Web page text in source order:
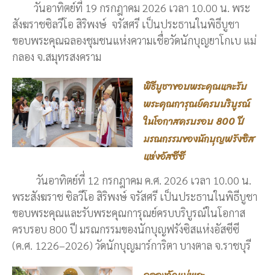
วันอาทิตย์ที่ 19 กรกฎาคม 2026 เวลา 10.00 น. พระ
สังฆราชซิลวีโอ สิริพงษ์ จรัสศรี เป็นประธานในพิธีบูชา
ขอบพระคุณฉลองชุมชนแห่งความเชื่อวัดนักบุญยาโกเบ แม่
กลอง จ.สมุทรสงคราม
พิธีบูชาขอบพระคุณและรับ
พระคุณการุณย์ครบบริบูรณ์
ในโอกาสครบรอบ 800 ปี
มรณกรรมของนักบุญฟรังซิส
แห่งอัสซีซี
วันอาทิตย์ที่ 12 กรกฎาคม ค.ศ. 2026 เวลา 10.00 น.
พระสังฆราช ซิลวีโอ สิริพงษ์ จรัสศรี เป็นประธานในพิธีบูชา
ขอบพระคุณและรับพระคุณการุณย์ครบบริบูรณ์ในโอกาส
ครบรอบ 800 ปี มรณกรรมของนักบุญฟรังซิสแห่งอัสซีซี
(ค.ศ. 1226–2026) วัดนักบุญมาร์การิตา บางตาล จ.ราชบุรี